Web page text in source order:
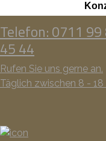
Telefon: 0711 99
45 44
Rufen Sie uns gerne an.
Täglich zwischen 8 - 18